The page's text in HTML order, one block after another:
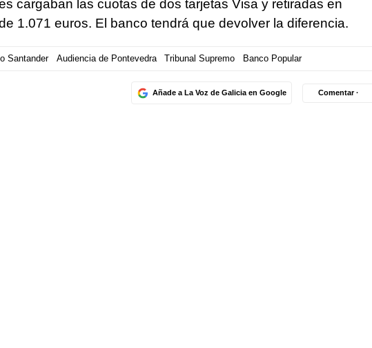
cargaban las cuotas de dos tarjetas Visa y retiradas en
1.071 euros. El banco tendrá que devolver la diferencia.
Santander Audiencia de Pontevedra Tribunal Supremo Banco Popular
Añade a La Voz de Galicia en Google Comentar ·